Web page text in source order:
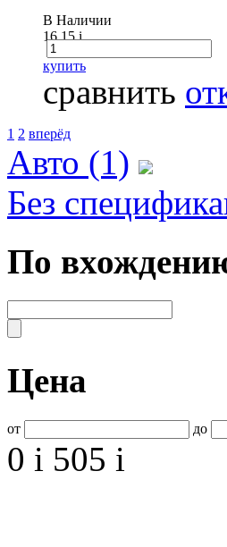
В Наличии
16.15i
купить
сравнить
1 2 вперёд
Авто (1)
Без
По
Цена
от до
0 i 505 i